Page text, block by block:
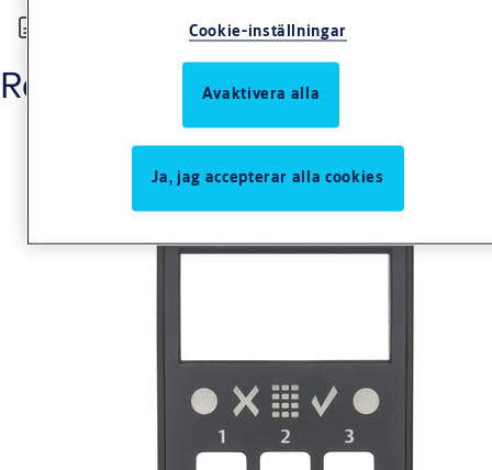
Pando display grön skal front
Relaterade produkter
Cookie-inställningar
Avaktivera alla
Ja, jag accepterar alla cookies